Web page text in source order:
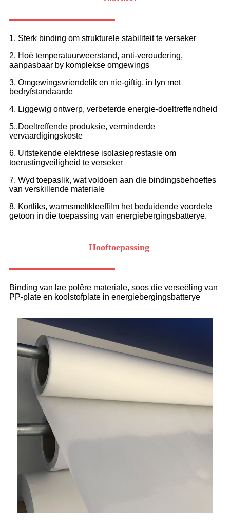
1. Sterk binding om strukturele stabiliteit te verseker
2. Hoë temperatuurweerstand, anti-veroudering,
aanpasbaar by komplekse omgewings
3. Omgewingsvriendelik en nie-giftig, in lyn met
bedryfstandaarde
4. Liggewig ontwerp, verbeterde energie-doeltreffendheid
5..Doeltreffende produksie, verminderde
vervaardigingskoste
6. Uitstekende elektriese isolasieprestasie om
toerustingveiligheid te verseker
7. Wyd toepaslik, wat voldoen aan die bindingsbehoeftes
van verskillende materiale
8. Kortliks, warmsmeltkleeffilm het beduidende voordele
getoon in die toepassing van energiebergingsbatterye.
Hooftoepassing
Binding van lae polêre materiale, soos die verseëling van
PP-plate en koolstofplate in energiebergingsbatterye